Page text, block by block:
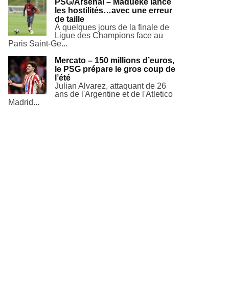
PSG/Arsenal – Madueke lance
les hostilités…avec une erreur
de taille
À quelques jours de la finale de
Ligue des Champions face au
Paris Saint-Ge...
Mercato – 150 millions d’euros,
le PSG prépare le gros coup de
l’été
Julian Alvarez, attaquant de 26
ans de l'Argentine et de l'Atletico
Madrid...